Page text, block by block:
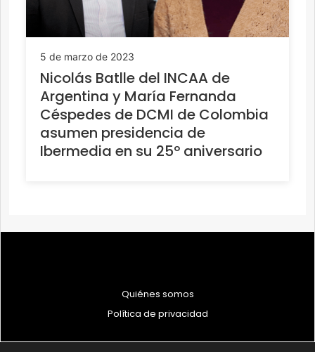
5 de marzo de 2023
Nicolás Batlle del INCAA de
Argentina y María Fernanda
Céspedes de DCMI de Colombia
asumen presidencia de
Ibermedia en su 25º aniversario
Quiénes somos
Política de privacidad